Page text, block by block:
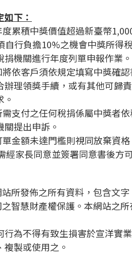
下：
累積中獎價值超過新臺幣
自行負擔10%之機會中獎所得
機關進行年度列單申報作業。
依客戶須依規定填寫中獎確
辦理領獎手續，或有其他可歸
支付之任何稅捐係屬中獎者
提出申訴。
金額未達門檻則視同放棄資格
經家長同意並簽署同意書後方
所發佈之所有資料，包含文
智慧財產權保護。本網站之
行為不得有致生損害於宣洋實
製或使用之。